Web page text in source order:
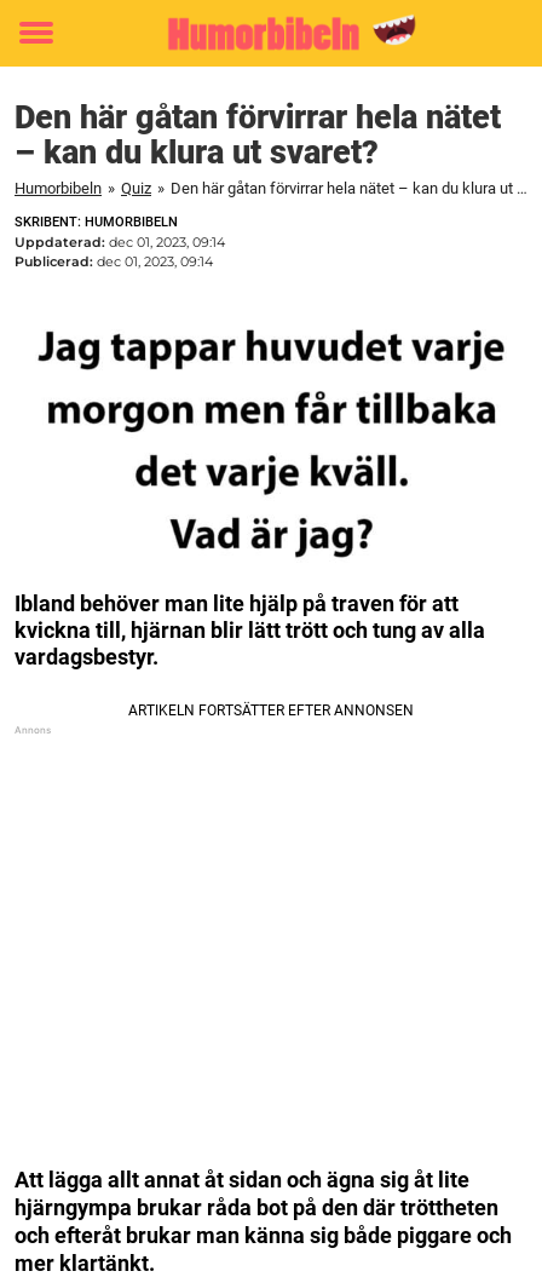
Toggle
Den här gåtan förvirrar hela nätet
– kan du klura ut svaret?
Humorbibeln » Quiz » Den här gåtan förvirrar hela nätet – kan du klura ut svaret?
SKRIBENT: HUMORBIBELN
Uppdaterad: dec 01, 2023, 09:14
Publicerad: dec 01, 2023, 09:14
Ibland behöver man lite hjälp på traven för att
kvickna till, hjärnan blir lätt trött och tung av alla
vardagsbestyr.
Att lägga allt annat åt sidan och ägna sig åt lite
hjärngympa brukar råda bot på den där tröttheten
och efteråt brukar man känna sig både piggare och
mer klartänkt.